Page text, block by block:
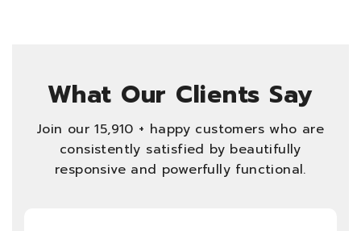
What Our Clients Say
Join our 15,910 + happy customers who are
consistently satisfied by beautifully
responsive and powerfully functional.